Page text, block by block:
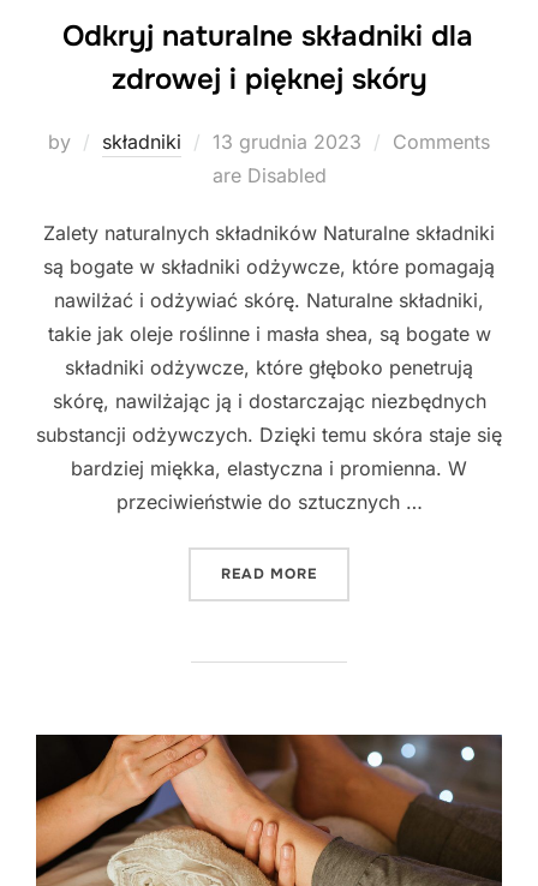
Odkryj naturalne składniki dla
zdrowej i pięknej skóry
by składniki
Posted
on
13 grudnia 2023
Comments
are Disabled
Zalety naturalnych składników Naturalne składniki
są bogate w składniki odżywcze, które pomagają
nawilżać i odżywiać skórę. Naturalne składniki,
takie jak oleje roślinne i masła shea, są bogate w
składniki odżywcze, które głęboko penetrują
skórę, nawilżając ją i dostarczając niezbędnych
substancji odżywczych. Dzięki temu skóra staje się
bardziej miękka, elastyczna i promienna. W
przeciwieństwie do sztucznych …
READ MORE